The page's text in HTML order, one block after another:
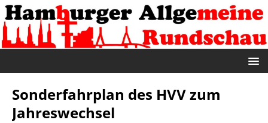
Sonderfahrplan des HVV zum
Jahreswechsel